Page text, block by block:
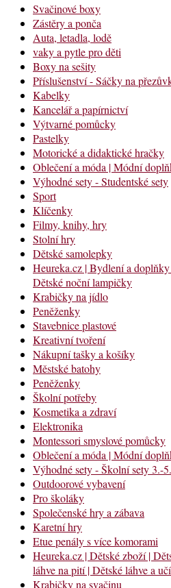
Svačinové boxy
Zástěry a ponča
Auta, letadla, lodě
vaky a pytle pro děti
Boxy na sešity
Příslušenství - Sáčky na
Kabelky
Kancelář a papírnictví
Výtvarné pomůcky
Pastelky
Motorické a didaktické hračky
Oblečení a móda | Módní
Výhodné sety - Studentské sety
Sport
Klíčenky
Filmy, knihy, hry
Stolní hry
Dětské samolepky
Heureka.cz | Bydlení a
Dětské noční lampičky
Krabičky na jídlo
Peněženky
Stavebnice plastové
Kreativní tvoření
Nákupní tašky a košíky
Městské batohy
Peněženky
Školní potřeby
Kosmetika a zdraví
Elektronika
Montessori smyslové pomůcky
Oblečení a móda | Módní
Výhodné sety - Školní sety 3.-
Outdoorové vybavení
Pro školáky
Společenské hry a zábava
Karetní hry
Etue penály s více komorami
Heureka.cz | Dětské zboží |
láhve na pití | Dětské láhve a
Krabičky na svačinu